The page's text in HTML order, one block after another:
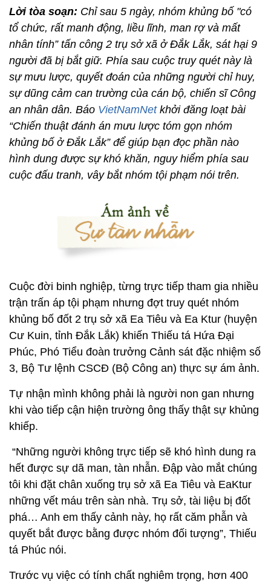
Lời tòa soạn: Chỉ sau 5 ngày, nhóm khủng bố "có
tổ chức, rất manh động, liều lĩnh, man rợ và mất
nhân tính” tấn công 2 trụ sở xã ở Đắk Lắk, sát hại 9
người đã bị bắt giữ. Phía sau cuộc truy quét này là
sự mưu lược, quyết đoán của những người chỉ huy,
sự dũng cảm can trường của cán bộ, chiến sĩ Công
an nhân dân. Báo VietNamNetkhởi đăng loạt bài
“Chiến thuật đánh án mưu lược tóm gọn nhóm
khủng bố ở Đắk Lắk” để giúp bạn đọc phần nào
hình dung được sự khó khăn, nguy hiểm phía sau
cuộc đấu tranh, vây bắt nhóm tội phạm nói trên.
Cuộc đời binh nghiệp, từng trực tiếp tham gia nhiều
trận trấn áp tội phạm nhưng đợt truy quét nhóm
khủng bố đốt 2 trụ sở xã Ea Tiêu và Ea Ktur (huyện
Cư Kuin, tỉnh Đắk Lắk) khiến Thiếu tá Hứa Đại
Phúc, Phó Tiểu đoàn trưởng Cảnh sát đặc nhiệm số
3, Bộ Tư lệnh CSCĐ (Bộ Công an) thực sự ám ảnh.
Tự nhận mình không phải là người non gan nhưng
khi vào tiếp cận hiện trường ông thấy thật sự khủng
khiếp.
“Những người không trực tiếp sẽ khó hình dung ra
hết được sự dã man, tàn nhẫn. Đập vào mắt chúng
tôi khi đặt chân xuống trụ sở xã Ea Tiêu và EaKtur
những vết máu trên sàn nhà. Trụ sở, tài liệu bị đốt
phá… Anh em thấy cảnh này, họ rất căm phẫn và
quyết bắt được bằng được nhóm đối tượng”, Thiếu
tá Phúc nói.
Trước vụ việc có tính chất nghiêm trọng, hơn 400